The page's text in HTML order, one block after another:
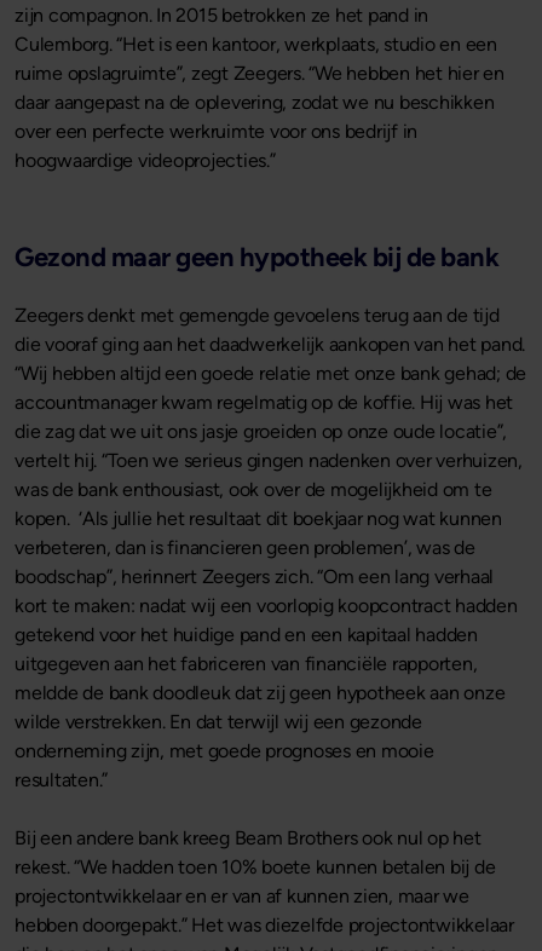
zijn compagnon. In 2015 betrokken ze het pand in
Culemborg. “Het is een kantoor, werkplaats, studio en een
ruime opslagruimte”, zegt Zeegers. “We hebben het hier en
daar aangepast na de oplevering, zodat we nu beschikken
over een perfecte werkruimte voor ons bedrijf in
hoogwaardige videoprojecties.”
Gezond maar geen hypotheek bij de bank
Zeegers denkt met gemengde gevoelens terug aan de tijd
die vooraf ging aan het daadwerkelijk aankopen van het pand.
“Wij hebben altijd een goede relatie met onze bank gehad; de
accountmanager kwam regelmatig op de koffie. Hij was het
die zag dat we uit ons jasje groeiden op onze oude locatie”,
vertelt hij. “Toen we serieus gingen nadenken over verhuizen,
was de bank enthousiast, ook over de mogelijkheid om te
kopen. ‘Als jullie het resultaat dit boekjaar nog wat kunnen
verbeteren, dan is financieren geen problemen’, was de
boodschap”, herinnert Zeegers zich. “Om een lang verhaal
kort te maken: nadat wij een voorlopig koopcontract hadden
getekend voor het huidige pand en een kapitaal hadden
uitgegeven aan het fabriceren van financiële rapporten,
meldde de bank doodleuk dat zij geen hypotheek aan onze
wilde verstrekken. En dat terwijl wij een gezonde
onderneming zijn, met goede prognoses en mooie
resultaten.”
Bij een andere bank kreeg Beam Brothers ook nul op het
rekest. “We hadden toen 10% boete kunnen betalen bij de
projectontwikkelaar en er van af kunnen zien, maar we
hebben doorgepakt.” Het was diezelfde projectontwikkelaar